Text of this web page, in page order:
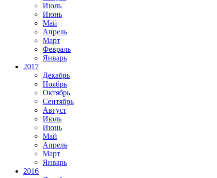
Июль
Июнь
Май
Апрель
Март
Февраль
Январь
2017
Декабрь
Ноябрь
Октябрь
Сентябрь
Август
Июль
Июнь
Май
Апрель
Март
Январь
2016